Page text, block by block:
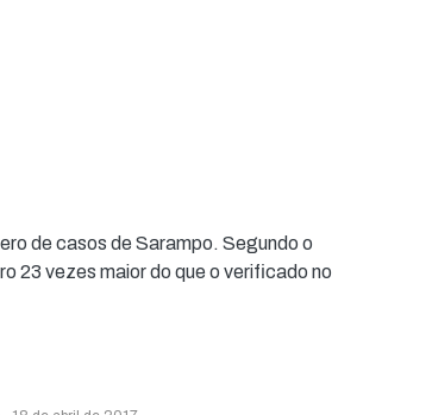
de casos de Sarampo. Segundo o
23 vezes maior do que o verificado no